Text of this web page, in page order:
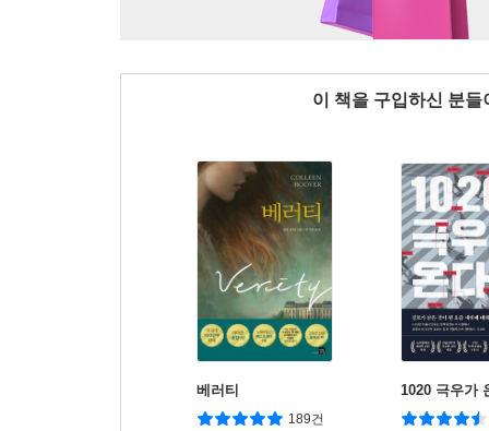
이 책을 구입하신 분
베러티
189건
1020 극우가